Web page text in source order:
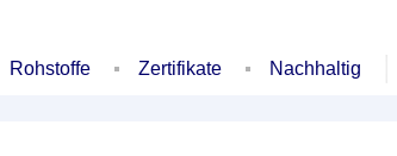
Rohstoffe Zertifikate Nachhaltig